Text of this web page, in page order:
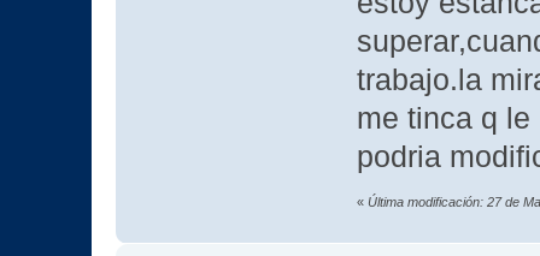
trabajo.la
me tinca q
podria
« Última modificación: 27 de